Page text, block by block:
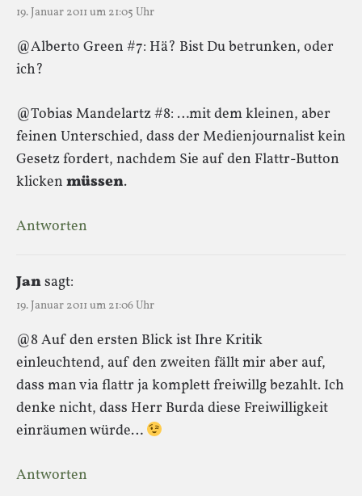
19. Januar 2011 um 21:05 Uhr
@Alberto Green #7: Hä? Bist Du betrunken, oder
ich?
@Tobias Mandelartz #8: …mit dem kleinen, aber
feinen Unterschied, dass der Medienjournalist kein
Gesetz fordert, nachdem Sie auf den Flattr-Button
klicken müssen.
Antworten
Jansagt:
19. Januar 2011 um 21:06 Uhr
@8 Auf den ersten Blick ist Ihre Kritik
einleuchtend, auf den zweiten fällt mir aber auf,
dass man via flattr ja komplett freiwillg bezahlt. Ich
denke nicht, dass Herr Burda diese Freiwilligkeit
einräumen würde…
Antworten